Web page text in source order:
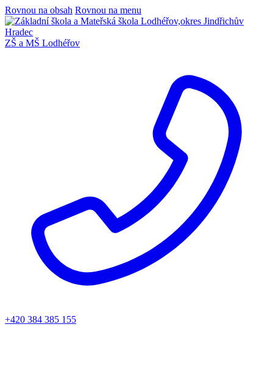
Rovnou na obsah Rovnou na menu
ZŠ a MŠ Lodhéřov
+420 384 385 155